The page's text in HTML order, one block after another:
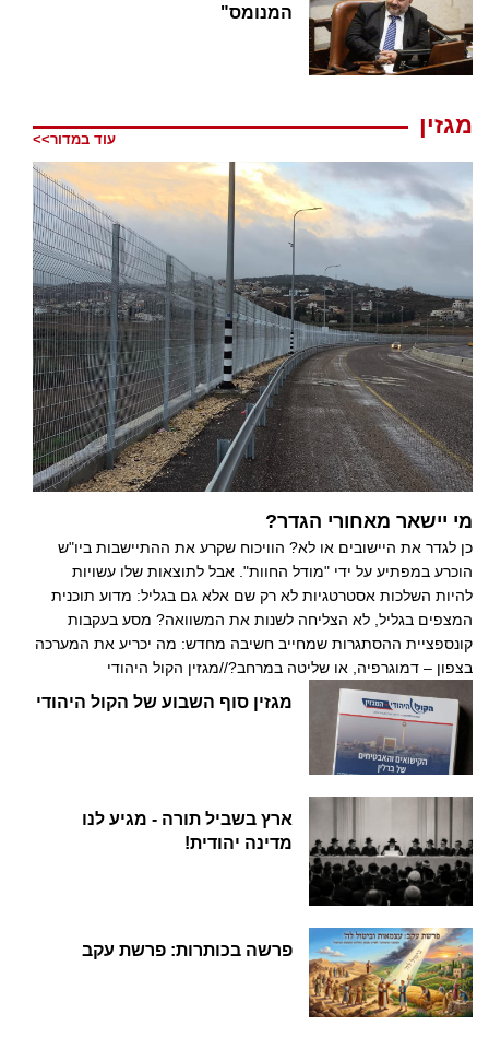
המנומס"
מגזין
עוד במדור>>
מי יישאר מאחורי הגדר?
כן לגדר את היישובים או לא? הוויכוח שקרע את ההתיישבות ביו"ש
הוכרע במפתיע על ידי "מודל החוות". אבל לתוצאות שלו עשויות
להיות השלכות אסטרטגיות לא רק שם אלא גם בגליל: מדוע תוכנית
המצפים בגליל, לא הצליחה לשנות את המשוואה? מסע בעקבות
קונספציית ההסתגרות שמחייב חשיבה מחדש: מה יכריע את המערכה
בצפון – דמוגרפיה, או שליטה במרחב?//מגזין הקול היהודי
מגזין סוף השבוע של הקול היהודי
ארץ בשביל תורה - מגיע לנו
מדינה יהודית!
פרשה בכותרות: פרשת עקב